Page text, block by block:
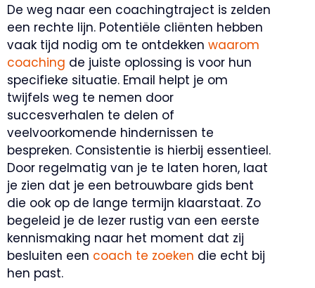
De weg naar een coachingtraject is zelden
een rechte lijn. Potentiële cliënten hebben
vaak tijd nodig om te ontdekken waarom
coaching de juiste oplossing is voor hun
specifieke situatie. Email helpt je om
twijfels weg te nemen door
succesverhalen te delen of
veelvoorkomende hindernissen te
bespreken. Consistentie is hierbij essentieel.
Door regelmatig van je te laten horen, laat
je zien dat je een betrouwbare gids bent
die ook op de lange termijn klaarstaat. Zo
begeleid je de lezer rustig van een eerste
kennismaking naar het moment dat zij
besluiten een coach te zoeken die echt bij
hen past.